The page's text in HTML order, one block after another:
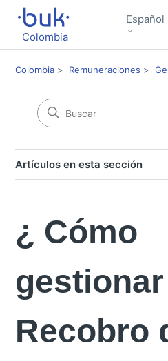
Colombia
Español
Colombia Remuneraciones
Artículos en esta sección
¿ Cómo
Recobro